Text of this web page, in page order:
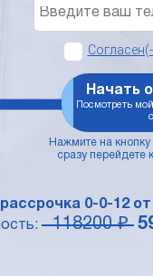
Начать
Посмотреть
Нажмите на кнопку
сразу перейдете
0-0-12
118200 ₽